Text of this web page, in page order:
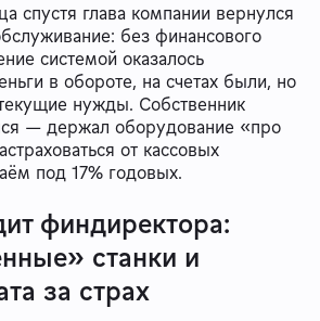
спустя глава компании вернулся
без финансового
системой оказалось
в обороте, на счетах были, но
нужды. Собственник
— держал оборудование «про
от кассовых
под 17% годовых.
финдиректора:
станки и
за страх